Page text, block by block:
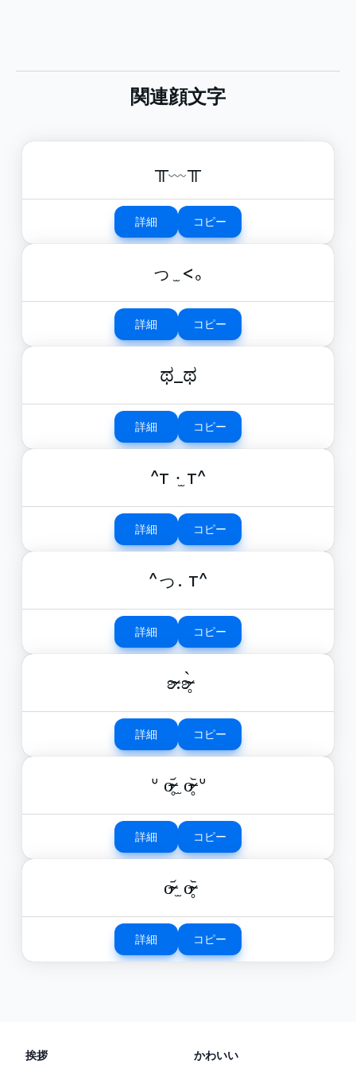
関連顔文字
╥﹏╥
詳細 コピー
っ ̫ <｡
詳細 コピー
ಥ_ಥ
詳細 コピー
^т ·̫ т^
詳細 コピー
^っ. т^
詳細 コピー
ʚ̴̶̷.ʚ̴̶̷̥̀
詳細 コピー
ᐡ o̴̶̷̥᷄ ̫ o̴̶̷̥᷅ ᐡ
詳細 コピー
o̴̶̷᷄ ̫ o̴̶̷̥᷅
詳細 コピー
挨拶 かわいい